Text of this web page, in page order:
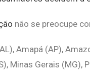
não se preocupe
Amapá (AP),
Minas Gerais (MG),